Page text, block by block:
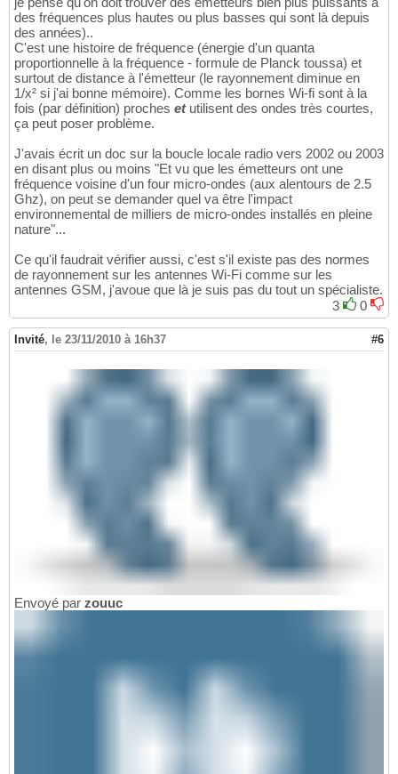
des fréquences plus hautes ou plus basses qui sont là depuis
des années)..
C'est une histoire de fréquence (énergie d'un quanta
proportionnelle à la fréquence - formule de Planck toussa) et
surtout de distance à l'émetteur (le rayonnement diminue en
1/x² si j'ai bonne mémoire). Comme les bornes Wi-fi sont à la
fois (par définition) proches et utilisent des ondes très courtes,
ça peut poser problème.
J'avais écrit un doc sur la boucle locale radio vers 2002 ou 2003
en disant plus ou moins "Et vu que les émetteurs ont une
fréquence voisine d'un four micro-ondes (aux alentours de 2.5
Ghz), on peut se demander quel va être l'impact
environnemental de milliers de micro-ondes installés en pleine
nature"...
Ce qu'il faudrait vérifier aussi, c'est s'il existe pas des normes
de rayonnement sur les antennes Wi-Fi comme sur les
antennes GSM, j'avoue que là je suis pas du tout un spécialiste.
3
0
Invité, le 23/11/2010 à 16h37 #6
Envoyé par zouuc